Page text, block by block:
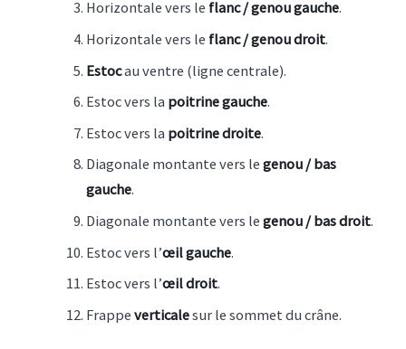
Horizontale vers le flanc / genou gauche.
Horizontale vers le flanc / genou droit.
Estocau ventre (ligne centrale).
Estoc vers la poitrine gauche.
Estoc vers la poitrine droite.
Diagonale montante vers legenou / bas
gauche.
Diagonale montante vers legenou / bas droit.
Estoc vers l’œil gauche.
Estoc vers l’œil droit.
Frappeverticalesur le sommet du crâne.